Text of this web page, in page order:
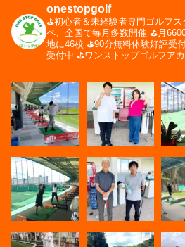
onestopgolf
⛳️初心者＆未経験者専門ゴルフス
ペ、全国で毎月多数開催 ⛳️月
地に46校 ⛳️90分無料体験好評受
受付中 ⛳️ワンストップゴルフア